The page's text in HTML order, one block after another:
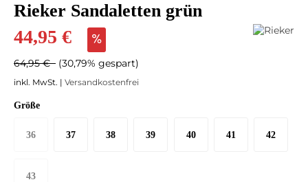
Rieker Sandaletten grün
44,95 €
64,95 € (30,79% gespart)
inkl. MwSt. | Versandkostenfrei
Größe
36 37 38 39 40 41 42
43